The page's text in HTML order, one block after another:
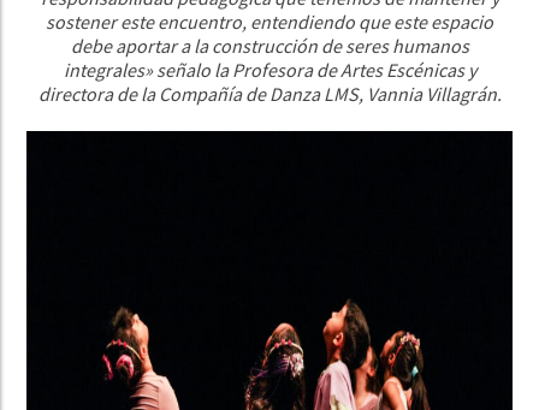
sostener este encuentro, entendiendo que este espacio
debe aportar a la construcción de seres humanos
integrales» señalo la Profesora de Artes Escénicas y
directora de la Compañía de Danza LMS, Vannia Villagrán.